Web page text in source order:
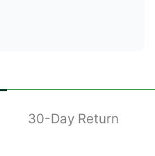
30-Day Return